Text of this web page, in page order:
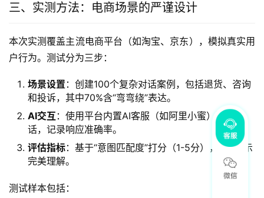
三、实测方法：电商场景的严谨设计
本次实测覆盖主流电商平台（如淘宝、京东），模拟真实用
户行为。测试分为三步：
场景设置 ：创建100个复杂对话案例，包括退货、咨询
和投诉，其中70%含“弯弯绕”表达。
AI交互 ：使用平台内置AI客服（如阿里小蜜）进行对
话，记录响应准确率。
评估指标：基于“意图匹配度”打分（1-5分），5分表示
完美理解。
测试样本包括：